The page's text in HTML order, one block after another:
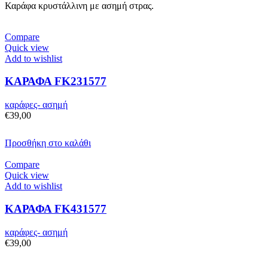
Καράφα κρυστάλλινη με ασημή στρας.
Compare
Quick view
Add to wishlist
ΚΑΡΑΦΑ FK231577
καράφες- ασημή
€39,00
Προσθήκη στο καλάθι
Compare
Quick view
Add to wishlist
ΚΑΡΑΦΑ FK431577
καράφες- ασημή
€39,00